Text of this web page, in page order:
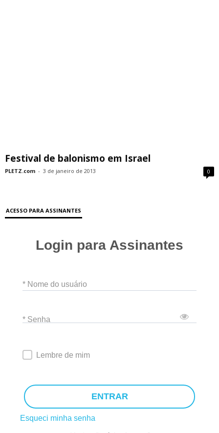
Festival de balonismo em Israel
PLETZ.com - 3 de janeiro de 2013 0
ACESSO PARA ASSINANTES
Login para Assinantes
* Nome do usuário
* Senha
Lembre de mim
ENTRAR
Esqueci minha senha